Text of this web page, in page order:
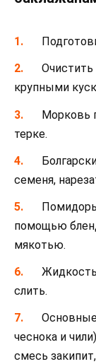
крупными
Морковь
терке.
семеня,
помощью
мякотью.
слить.
чеснока и
смесь